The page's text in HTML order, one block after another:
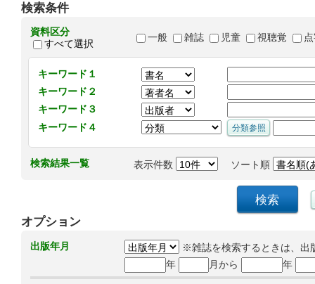
検索条件
資料区分
すべて選択
一般 雑誌 児童 視聴覚
キーワード１
キーワード２
キーワード３
キーワード４
検索結果一覧 表示件数 ソート順
オプション
出版年月
※雑誌を検索するときは、出
年
月から 年